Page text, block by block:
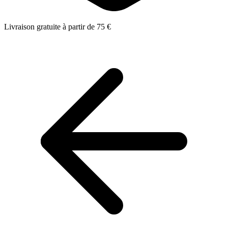
Livraison gratuite à partir de 75 €